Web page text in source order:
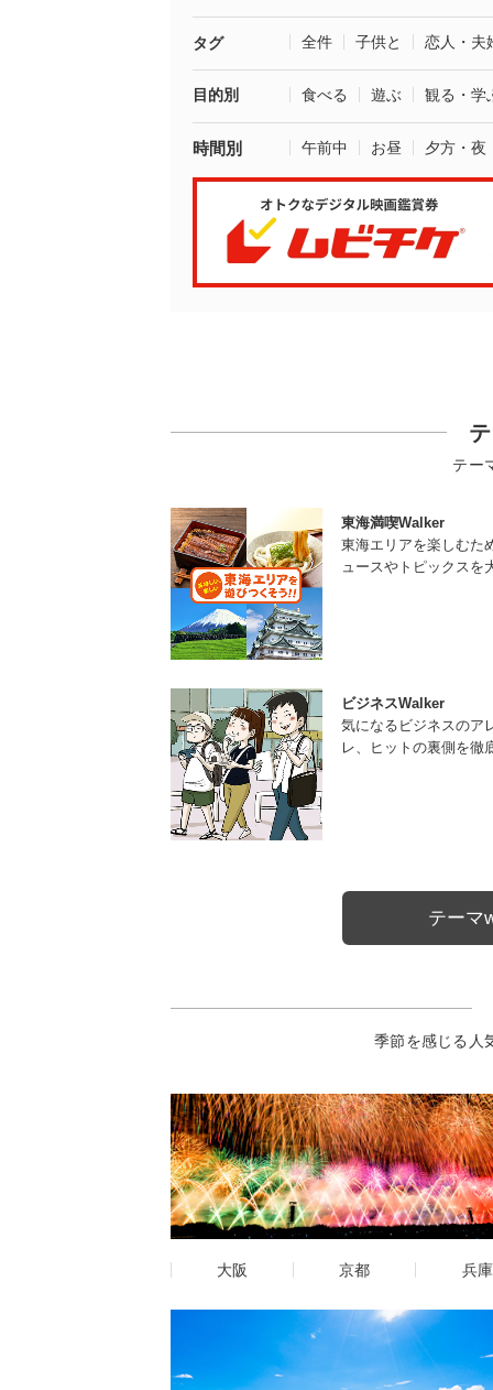
タグ 全件 子供と 恋人・夫
目的別 食べる 遊ぶ 観る・学
時間別 午前中 お昼 夕方・夜
テー
東海満喫Walker
東海エリアを楽しむた
ュースやトピックスを
ビジネスWalker
気になるビジネスのア
レ、ヒットの裏側を徹
テーマ
季節を感じる人
大阪 京都 兵庫